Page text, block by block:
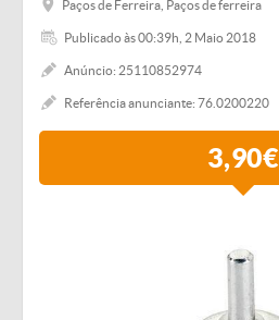
Paços de Ferreira, Paços de ferreira
Publicado às 00:39h, 2 Maio 2018
Anúncio: 25110852974
Referência anunciante: 76.0200220
3,90€